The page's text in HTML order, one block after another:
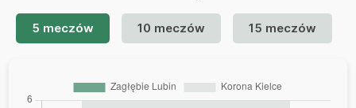
5 meczów 10 meczów 15 meczów